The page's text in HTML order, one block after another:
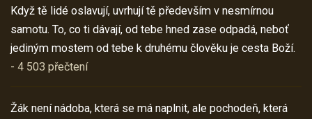
Když tě lidé oslavují, uvrhují tě především v nesmírnou
samotu. To, co ti dávají, od tebe hned zase odpadá, neboť
jediným mostem od tebe k druhému člověku je cesta Boží.
- 4 503 přečtení
Žák není nádoba, která se má naplnit, ale pochodeň, která